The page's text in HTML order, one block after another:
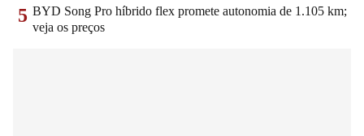
5 BYD Song Pro híbrido flex promete autonomia de 1.105 km;
veja os preços